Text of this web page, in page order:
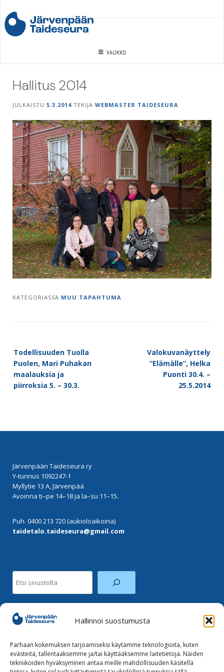
Hallinnoi suostumusta
Parhaan kokemuksen tarjoamiseksi käytämme teknologioita, kuten
evästeitä, tallentaaksemme ja/tai käyttääksemme laitetietoja. Näiden
tekniikoiden hyväksyminen antaa meille mahdollisuuden käsitellä
to
content
VALIKKO
Hallitus 2014
JULKAISTU 5.3.2014 TEKIJÄ WEBMASTER TAIDESEURA
KATEGORIASSA MUU TAPAHTUMA
navigation
Todellisuuden Tuolla
Puolen, Mari Puhakan
maalauksia ja
piirroksia 5. – 30.3.
Valokuvanäyttely
”Elämälle”, Helka
Puonti 30.4. –
25.5.2014
Järvenpään Taideseura ry
Y-tunnus 1092247-1
Myllytie 13 A, Järvenpää
Avoinna ti–pe 14–18 ja la–su 11–15.
Puh. 0400 213 720 (aukioloaikoina)
taidetalo.taideseura@gmail.com
Instagram
Tilaa uutiskirje